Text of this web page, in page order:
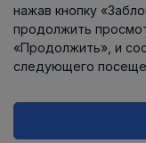
нажав кнопку
продолжить
«Продолжить», и
следующего